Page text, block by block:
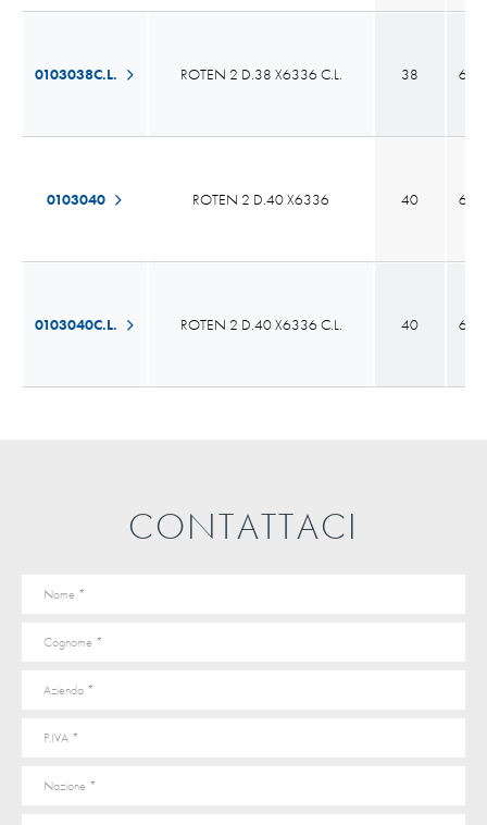
0103038C.L. ROTEN 2 D.38 X6336 C.L.
0103040 ROTEN 2 D.40 X6336
0103040C.L. ROTEN 2 D.40 X6336 C.L.
38 60,5
40 60,5
40 60,5
CONTATTACI